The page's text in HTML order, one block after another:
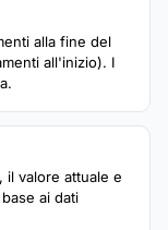
alla fine del
all'inizio). I
il valore attuale e
ai dati